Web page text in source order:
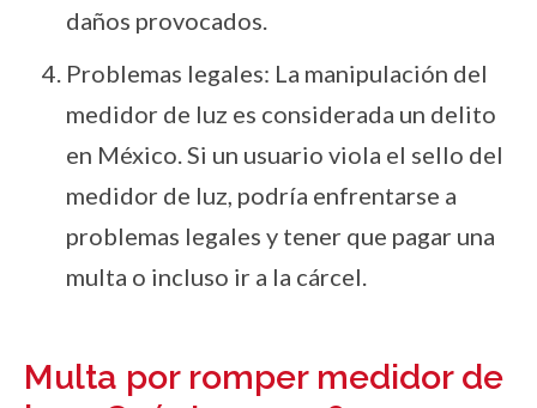
daños provocados.
Problemas legales: La manipulación del
medidor de luz es considerada un delito
en México. Si un usuario viola el sello del
medidor de luz, podría enfrentarse a
problemas legales y tener que pagar una
multa o incluso ir a la cárcel.
Multa por romper medidor de